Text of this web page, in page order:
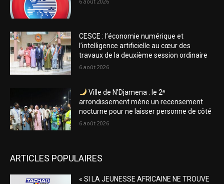
CESCE : l’économie numérique et
l’intelligence artificielle au cœur des
travaux de la deuxième session ordinaire
6 août 2026
Ville de N’Djamena : le 2ᵉ
arrondissement mène un recensement
nocturne pour ne laisser personne de côté
6 août 2026
ARTICLES POPULAIRES
« SI LA JEUNESSE AFRICAINE NE TROUVE